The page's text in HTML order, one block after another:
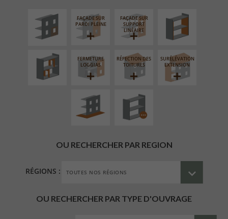
FAÇADE SUR
PAROI PLEINE
FAÇADE SUR
SUPPORT
LINÉAIRE
RÉAMÉNAGEMENT
INTÉRIEUR
FERMETURE
LOGGIAS
RÉFECTION DES
TOITURES
SURÉLÉVATION
EXTENSION
AMÉNAGEMENT
EXTÉRIEUR
PROCÉDÉ
PARTICULIER
OU RECHERCHER PAR REGION
RÉGIONS :
OU RECHERCHER PAR TYPE D'OUVRAGE